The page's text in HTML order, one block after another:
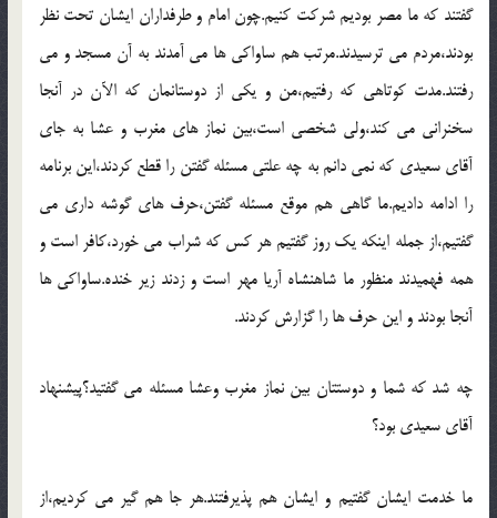
گفتند که ما مصر بوديم شرکت کنيم.چون امام و طرفداران ايشان تحت نظر
بودند،مردم مي ترسيدند.مرتب هم ساواکي ها مي آمدند به آن مسجد و مي
رفتند.مدت کوتاهي که رفتيم،من و يکي از دوستانمان که الآن در آنجا
سخنراني مي کند،ولي شخصي است،بين نماز هاي مغرب و عشا به جاي
آقاي سعيدي که نمي دانم به چه علتي مسئله گفتن را قطع کردند،اين برنامه
را ادامه داديم.ما گاهي هم موقع مسئله گفتن،حرف هاي گوشه داري مي
گفتيم،از جمله اينکه يک روز گفتيم هر کس که شراب مي خورد،کافر است و
همه فهميدند منظور ما شاهنشاه آريا مهر است و زدند زير خنده.ساواکي ها
آنجا بودند و اين حرف ها را گزارش کردند.
چه شد که شما و دوستتان بين نماز مغرب وعشا مسئله مي گفتيد؟پيشنهاد
آقاي سعيدي بود؟
ما خدمت ايشان گفتيم و ايشان هم پذيرفتند.هر جا هم گير مي کرديم،از